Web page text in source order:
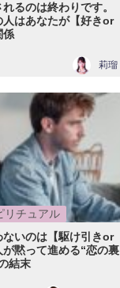
るのは終わりです。
はあなたが【好きor
係
莉瑠
リチュアル
いのは【駆け引きor
黙って進める“恋の裏
結末